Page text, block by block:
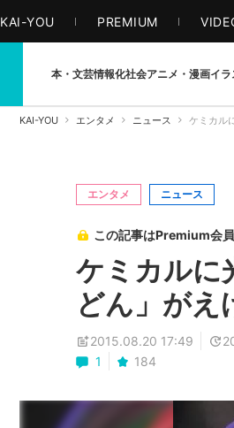
KAI-YOU PREMIUM
本・文芸情報化社会アニメ・漫画イラ
KAI-YOU エンタメ ニュース ケミカル
エンタメ ニュース
この記事はPremium会
ケミカルに
どん」がえ
2015.08.20 17:49
1
184